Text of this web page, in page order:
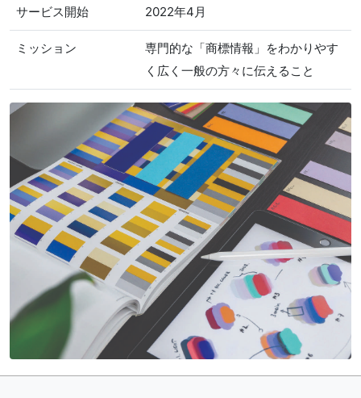
サービス開始 2022年4月
ミッション
専門的な「商標情報」をわかりやす
く広く一般の方々に伝えること